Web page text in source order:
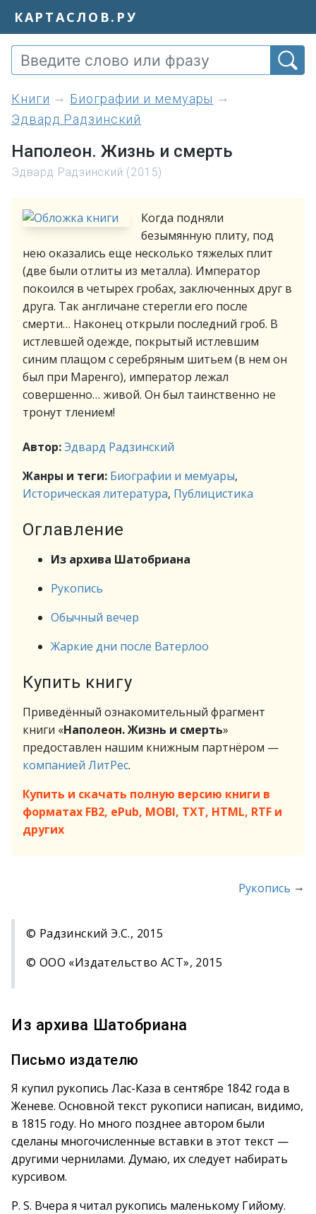
КАРТАСЛОВ.РУ
книги
Биографии и мемуары
Эдвард Радзинский
Наполеон. Жизнь и смерть
Эдвард Радзинский (2015)
Когда подняли
безымянную плиту, под
нею оказались еще несколько тяжелых плит
(две были отлиты из металла). Император
покоился в четырех гробах, заключенных друг в
друга. Так англичане стерегли его после
смерти… Наконец открыли последний гроб. В
истлевшей одежде, покрытый истлевшим
синим плащом с серебряным шитьем (в нем он
был при Маренго), император лежал
совершенно… живой. Он был таинственно не
тронут тлением!
Автор:Эдвард Радзинский
Жанры и теги: Биографии и мемуары,
Историческая литература, Публицистика
Оглавление
Из архива Шатобриана
Рукопись
Обычный вечер
Жаркие дни после Ватерлоо
Купить книгу
Приведённый ознакомительный фрагмент
книги «Наполеон. Жизнь и смерть»
предоставлен нашим книжным партнёром —
компанией ЛитРес.
Купить и скачать полную версию книги в
форматах FB2, ePub, MOBI, TXT, HTML, RTF и
других
Рукопись →
© Радзинский Э.С., 2015
© ООО «Издательство АСТ», 2015
Из архива Шатобриана
Письмо издателю
Я купил рукопись Лас-Каза в сентябре 1842 года в
Женеве. Основной текст рукописи написан, видимо,
в 1815 году. Но много позднее автором были
сделаны многочисленные вставки в этот текст —
другими чернилами. Думаю, их следует набирать
курсивом.
P. S. Вчера я читал рукопись маленькому Гийому.